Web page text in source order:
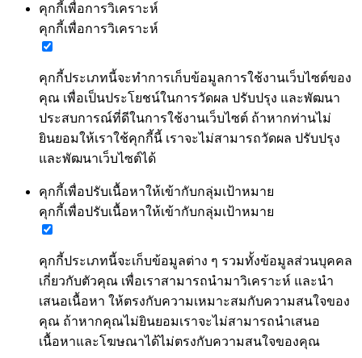
คุกกี้เพื่อการวิเคราะห์
คุกกี้เพื่อการวิเคราะห์
คุกกี้ประเภทนี้จะทำการเก็บข้อมูลการใช้งานเว็บไซต์ของ
คุณ เพื่อเป็นประโยชน์ในการวัดผล ปรับปรุง และพัฒนา
ประสบการณ์ที่ดีในการใช้งานเว็บไซต์ ถ้าหากท่านไม่
ยินยอมให้เราใช้คุกกี้นี้ เราจะไม่สามารถวัดผล ปรับปรุง
และพัฒนาเว็บไซต์ได้
คุกกี้เพื่อปรับเนื้อหาให้เข้ากับกลุ่มเป้าหมาย
คุกกี้เพื่อปรับเนื้อหาให้เข้ากับกลุ่มเป้าหมาย
คุกกี้ประเภทนี้จะเก็บข้อมูลต่าง ๆ รวมทั้งข้อมูลส่วนบุคคล
เกี่ยวกับตัวคุณ เพื่อเราสามารถนำมาวิเคราะห์ และนำ
เสนอเนื้อหา ให้ตรงกับความเหมาะสมกับความสนใจของ
คุณ ถ้าหากคุณไม่ยินยอมเราจะไม่สามารถนำเสนอ
เนื้อหาและโฆษณาได้ไม่ตรงกับความสนใจของคุณ